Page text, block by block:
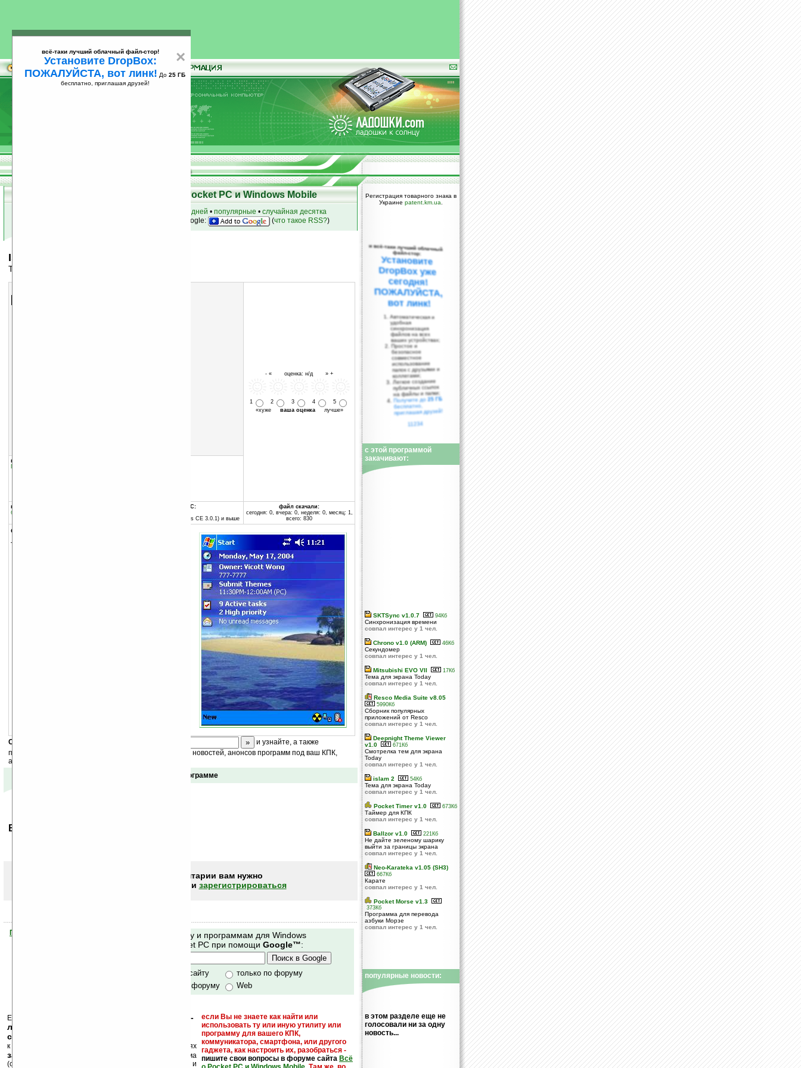
25
Скачать программы для КПК Pocket PC и Windows Mobile
за 7 дней • популярные • случайная десятка
на Google: (что такое RSS?)
Island Theme
Тема для экрана Today
- « оценка: н/д » +
1 2 3 4
5
«хуже ваша оценкалучше»
группы программы:
Графика
программа:
бесплатная
совместима с Pocket PC:
Pocket PC 2002 (Windows CE 3.0.1) и выше
файл скачали:
сегодня: 0, вчера: 0, неделя: 0, месяц: 1,
всего: 830
описание:
Тема для экрана Today.
Скоро
и узнайте, а также
получайте ежедневный или еженедельный дайджест новостей, анонсов программ под ваш КПК,
акций сайта на ваш почтовый ящик.
Отзывы о программе
Ваше мнение будет первым.
Чтобы писать комментарии вам нужно
или зарегистрироваться
Помогите Ладошкам стать лучше
Поиск по сайту и программам для Windows
Mobile и Pocket PC при помощи Google™:
только по сайту
только по форуму
по сайту и форуму
Web
Еще раз обращаем внимание, что
кейгены, кряки -
лекарства, серийные номера, ключи и
ссылки на варезные сайты
если Вы не знаете как найти или
использовать ту или иную утилиту или
программу для вашего КПК,
коммуникатора, смартфона, или другого
гаджета, как настроить их, разобраться -
пишите свои вопросы в форуме сайта Всё
к публикации на нашем сайте в комментариях
запрещены
, как и несанкционированная реклама
(спам). Мы поддерживаем авторов программ и
Регистрация товарного знака в
Украине patent.km.ua
×
всё-таки лучший облачный файл-стор!
Установите DropBox:
ПОЖАЛУЙСТА, вот линк! До 25 ГБ
бесплатно, приглашая друзей!
и всё-таки лучший облачный
файл-стор:
Установите
DropBox уже
сегодня!
ПОЖАЛУЙСТА,
вот линк!
Автоматическая и
удобная
синхронизация
файлов на всех
ваших устройствах;
Простое и
безопасное
совместное
использование
папок с друзьями и
коллегами;
Легкое создание
публичных ссылок
на файлы и папки;
Получите до25 ГБ
бесплатно,
приглашая друзей!
11234
с этой программой
закачивают:
SKTSync v1.0.7 94Кб
Синхронизация времени
совпал интерес у 1 чел.
Chrono v1.0 (ARM) 46Кб
Секундомер
совпал интерес у 1 чел.
Mitsubishi EVO VII 17Кб
Тема для экрана Today
совпал интерес у 1 чел.
Resco Media Suite v8.05
5990Кб
Сборник популярных
приложений от Resco
совпал интерес у 1 чел.
Deepnight Theme Viewer
v1.0
671Кб
Смотрелка тем для экрана
Today
совпал интерес у 1 чел.
islam 2 54Кб
Тема для экрана Today
совпал интерес у 1 чел.
Pocket Timer v1.0 673Кб
Таймер для КПК
совпал интерес у 1 чел.
Ballzor v1.0 221Кб
Не дайте зеленому шарику
выйти за границы экрана
совпал интерес у 1 чел.
Neo-Karateka v1.05 (SH3)
667Кб
Карате
совпал интерес у 1 чел.
Pocket Morse v1.3
373Кб
Программа для перевода
азбуки Морзе
совпал интерес у 1 чел.
популярные новости:
в этом разделе еще не
голосовали ни за одну
новость...